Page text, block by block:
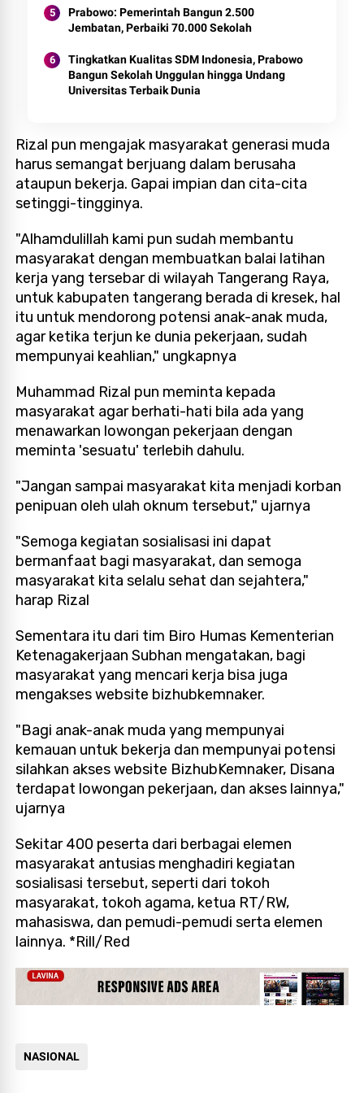
Prabowo: Pemerintah Bangun 2.500
Jembatan, Perbaiki 70.000 Sekolah
Tingkatkan Kualitas SDM Indonesia, Prabowo
Bangun Sekolah Unggulan hingga Undang
Universitas Terbaik Dunia
Rizal pun mengajak masyarakat generasi muda
harus semangat berjuang dalam berusaha
ataupun bekerja. Gapai impian dan cita-cita
setinggi-tingginya.
"Alhamdulillah kami pun sudah membantu
masyarakat dengan membuatkan balai latihan
kerja yang tersebar di wilayah Tangerang Raya,
untuk kabupaten tangerang berada di kresek, hal
itu untuk mendorong potensi anak-anak muda,
agar ketika terjun ke dunia pekerjaan, sudah
mempunyai keahlian," ungkapnya
Muhammad Rizal pun meminta kepada
masyarakat agar berhati-hati bila ada yang
menawarkan lowongan pekerjaan dengan
meminta 'sesuatu' terlebih dahulu.
"Jangan sampai masyarakat kita menjadi korban
penipuan oleh ulah oknum tersebut," ujarnya
"Semoga kegiatan sosialisasi ini dapat
bermanfaat bagi masyarakat, dan semoga
masyarakat kita selalu sehat dan sejahtera,"
harap Rizal
Sementara itu dari tim Biro Humas Kementerian
Ketenagakerjaan Subhan mengatakan, bagi
masyarakat yang mencari kerja bisa juga
mengakses website bizhubkemnaker.
"Bagi anak-anak muda yang mempunyai
kemauan untuk bekerja dan mempunyai potensi
silahkan akses website BizhubKemnaker, Disana
terdapat lowongan pekerjaan, dan akses lainnya,"
ujarnya
Sekitar 400 peserta dari berbagai elemen
masyarakat antusias menghadiri kegiatan
sosialisasi tersebut, seperti dari tokoh
masyarakat, tokoh agama, ketua RT/RW,
mahasiswa, dan pemudi-pemudi serta elemen
lainnya. *Rill/Red
NASIONAL